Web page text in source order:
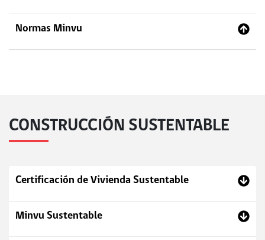
Normas Minvu
CONSTRUCCIÓN SUSTENTABLE
Certificación de Vivienda Sustentable
Minvu Sustentable